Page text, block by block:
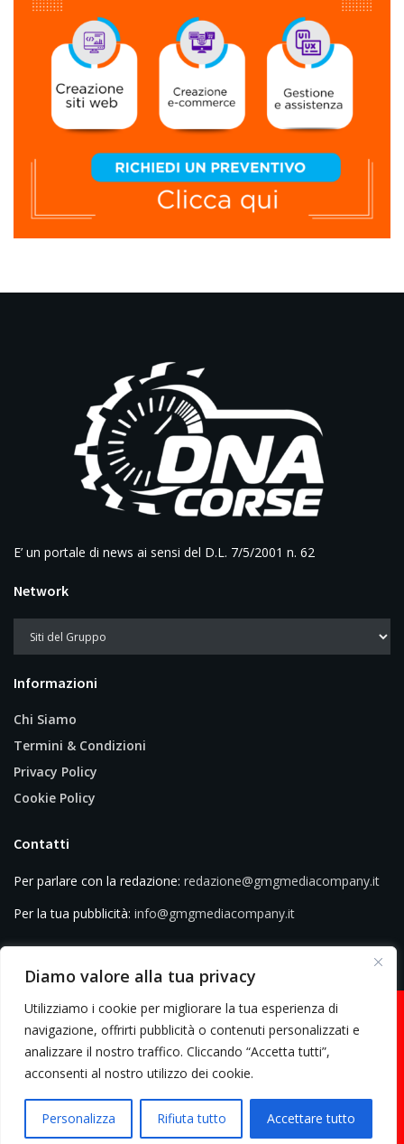
Diamo valore alla tua privacy
Utilizziamo i cookie per migliorare la tua esperienza di
navigazione, offrirti pubblicità o contenuti personalizzati e
analizzare il nostro traffico. Cliccando “Accetta tutti”,
acconsenti al nostro utilizzo dei cookie.
Personalizza Rifiuta tutto Accettare tutto
E’ un portale di news ai sensi del D.L. 7/5/2001 n. 62
Network
Informazioni
Chi Siamo
Termini & Condizioni
Privacy Policy
Cookie Policy
Contatti
Per parlare con la redazione: redazione@gmgmediacompany.it
Per la tua pubblicità: info@gmgmediacompany.it
© 2026 GMG Media Company Di Mossutti Gianluca | Sede legale: Corso
03234710642 | C.F: MSSGLC89D15L483O | REA: AV - 313130 | Domicilio
digitale: gmgmediacompany@pec.it